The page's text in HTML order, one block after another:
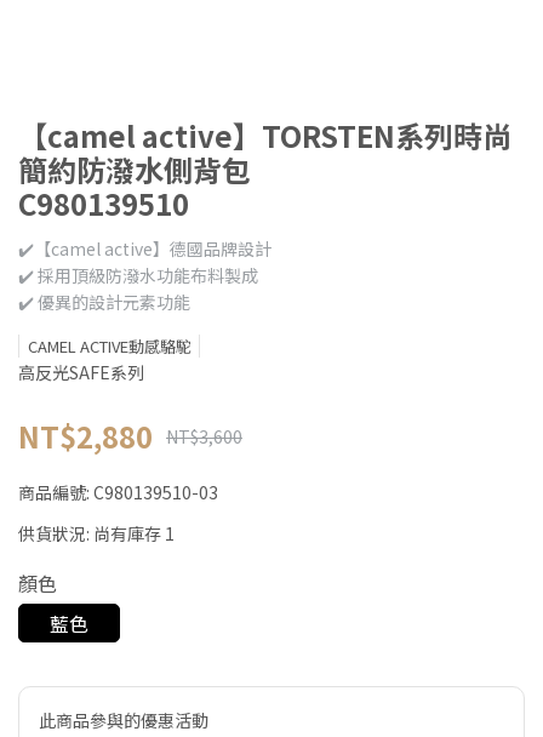
【camel active】TORSTEN系列時尚
簡約防潑水側背包
C980139510
✔️【camel active】德國品牌設計
✔️ 採用頂級防潑水功能布料製成
✔️ 優異的設計元素功能
CAMEL ACTIVE動感駱駝
高反光SAFE系列
NT$2,880 NT$3,600
商品編號: C980139510-03
供貨狀況: 尚有庫存 1
顏色
藍色
此商品參與的優惠活動